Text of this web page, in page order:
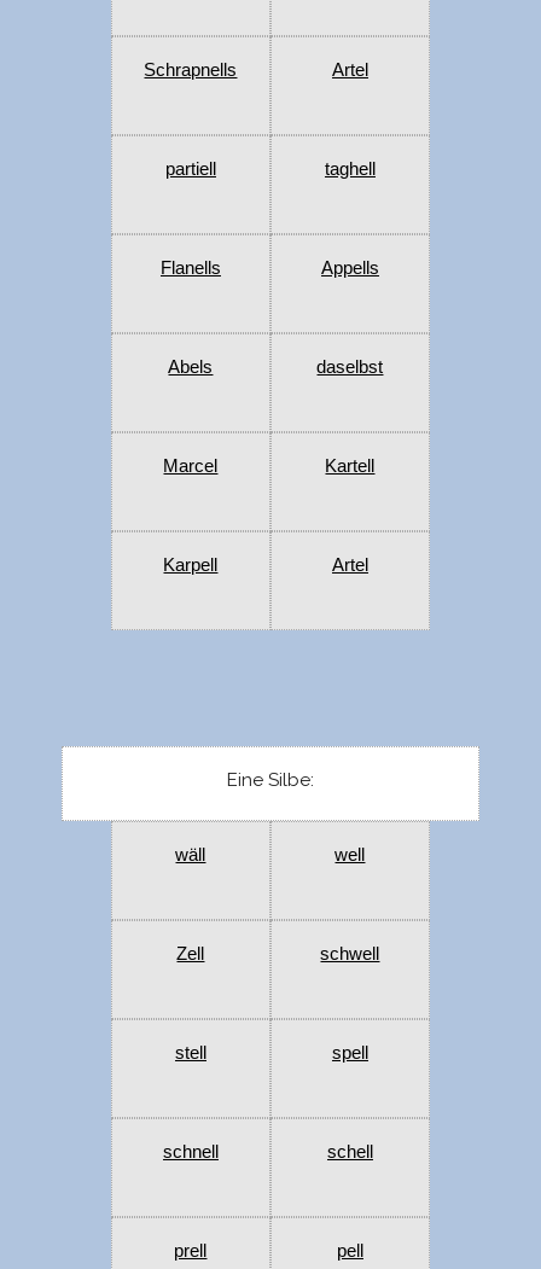
Schrapnells Artel
partiell taghell
Flanells Appells
Abels daselbst
Marcel Kartell
Karpell Artel
Eine Silbe:
wäll well
Zell schwell
stell spell
schnell schell
prell pell